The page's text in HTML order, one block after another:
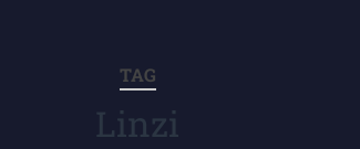
TAG
Linzi